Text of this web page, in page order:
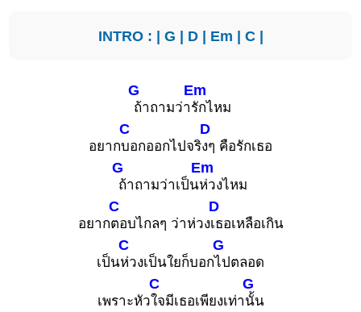
INTRO : | G | D| Em | C|
G
ถ้าถามว่า
Em
รักไหม
อยาก
C
บอกออกไปจริ
D
งๆ คือรักเธอ
G
ถ้าถามว่าเป็น
Em
ห่วงไหม
อยาก
C
ตอบไกลๆ ว่าห่วง
D
เธอเหลือเกิน
เป็น
C
ห่วงเป็นใยก็บอก
G
ไปตลอด
เพราะหัว
C
ใจมีเธอเพียงเท่า
G
นั้น